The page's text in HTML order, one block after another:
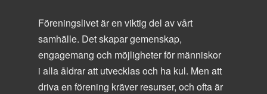
Föreningslivet är en viktig del av vårt
samhälle. Det skapar gemenskap,
engagemang och möjligheter för människor
i alla åldrar att utvecklas och ha kul. Men att
driva en förening kräver resurser, och ofta är